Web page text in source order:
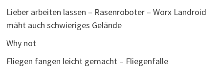
Lieber arbeiten lassen – Rasenroboter – Worx Landroid
mäht auch schwieriges Gelände
Why not
Fliegen fangen leicht gemacht – Fliegenfalle